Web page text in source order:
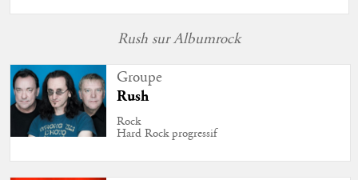
Rush sur Albumrock
Groupe
Rush
Rock
Hard Rock progressif